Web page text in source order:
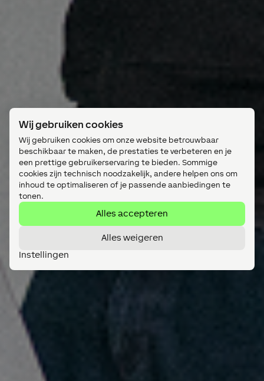
Wij gebruiken cookies
Wij gebruiken cookies om onze website betrouwbaar
beschikbaar te maken, de prestaties te verbeteren en je
een prettige gebruikerservaring te bieden. Sommige
cookies zijn technisch noodzakelijk, andere helpen ons om
inhoud te optimaliseren of je passende aanbiedingen te
tonen.
Alles accepteren
Alles weigeren
Instellingen